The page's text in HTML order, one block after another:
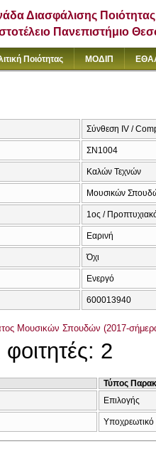
Διασφάλισης Ποιότητας
Πανεπιστήμιο
Ποιότητας ΜΟΔΙΠ
Σύνθεση IV /
ΣΝ1004
Καλών Τεχνών
Μουσικών
1ος /
Εαρινή
Όχι
Ενεργό
600013940
Μουσικών Σπουδών (2017-
2
Τύπος
Επιλογής